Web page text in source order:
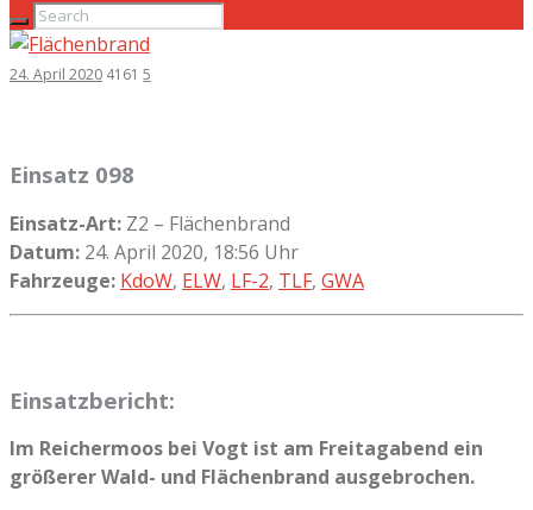
24. April 2020 4161 5
Einsatz 098
Einsatz-Art: Z2 – Flächenbrand
Datum: 24. April 2020, 18:56 Uhr
Fahrzeuge: KdoW, ELW, LF-2, TLF, GWA
Einsatzbericht:
Im Reichermoos bei Vogt ist am Freitagabend ein
größerer Wald- und Flächenbrand ausgebrochen.